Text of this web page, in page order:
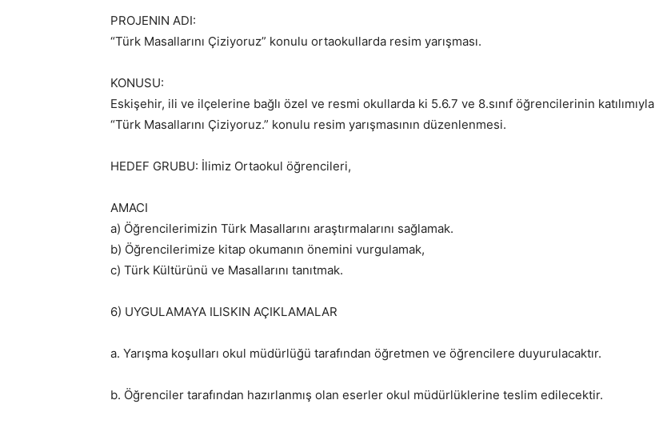
PROJENIN ADI:
“Türk Masallarını Çiziyoruz” konulu ortaokullarda resim yarışması.
KONUSU:
Eskişehir, ili ve ilçelerine bağlı özel ve resmi okullarda ki 5.6.7 ve 8.sınıf öğrencilerinin katılımıyla
“Türk Masallarını Çiziyoruz.” konulu resim yarışmasının düzenlenmesi.
HEDEF GRUBU: İlimiz Ortaokul öğrencileri,
AMACI
a) Öğrencilerimizin Türk Masallarını araştırmalarını sağlamak.
b) Öğrencilerimize kitap okumanın önemini vurgulamak,
c) Türk Kültürünü ve Masallarını tanıtmak.
6) UYGULAMAYA ILISKIN AÇIKLAMALAR
a. Yarışma koşulları okul müdürlüğü tarafından öğretmen ve öğrencilere duyurulacaktır.
b. Öğrenciler tarafından hazırlanmış olan eserler okul müdürlüklerine teslim edilecektir.